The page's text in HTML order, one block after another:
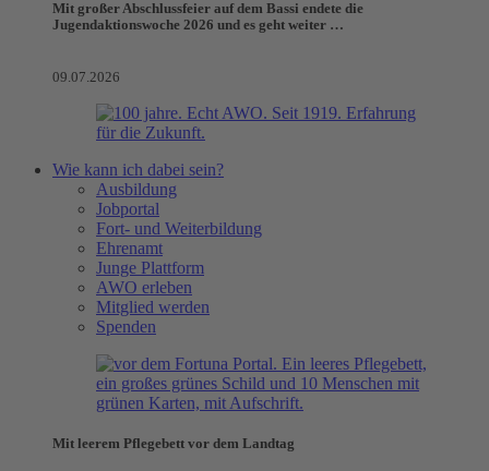
Mit großer Abschlussfeier auf dem Bassi endete die
Jugendaktionswoche 2026 und es geht weiter …
09.07.2026
Wie kann ich dabei sein?
Ausbildung
Jobportal
Fort- und Weiterbildung
Ehrenamt
Junge Plattform
AWO erleben
Mitglied werden
Spenden
Mit leerem Pflegebett vor dem Landtag